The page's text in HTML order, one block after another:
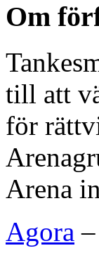
Om
till att
för
Arena
Agora